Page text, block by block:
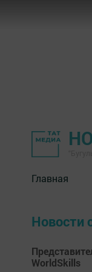
Главная
Новости
WorldSkills